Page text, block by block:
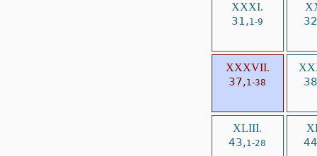
XXXI.
31,1-9
XXXVII.
37,1-38
XLIII.
43,1-28